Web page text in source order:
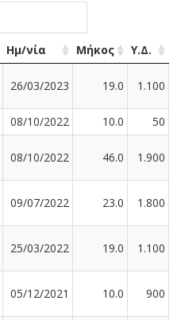
Ημ/νία Μήκος
Υ.Δ.
26/03/2023 19.0 1.100
08/10/2022 10.0
50
08/10/2022 46.0 1.900
09/07/2022 23.0 1.800
25/03/2022 19.0 1.100
05/12/2021 10.0 900